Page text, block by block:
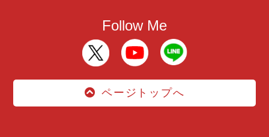
Follow Me
ページトップへ